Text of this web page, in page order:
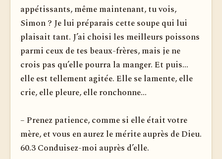
appétissants, même maintenant, tu vois,
Simon ? Je lui préparais cette soupe qui lui
plaisait tant. J’ai choisi les meilleurs poissons
parmi ceux de tes beaux-frères, mais je ne
crois pas qu’elle pourra la manger. Et puis...
elle est tellement agitée. Elle se lamente, elle
crie, elle pleure, elle ronchonne...
– Prenez patience, comme si elle était votre
mère, et vous en aurez le mérite auprès de Dieu.
60.3 Conduisez-moi auprès d’elle.